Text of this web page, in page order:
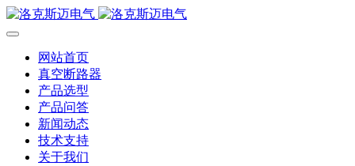
网站首页
真空断路器
产品选型
产品问答
新闻动态
技术支持
关于我们